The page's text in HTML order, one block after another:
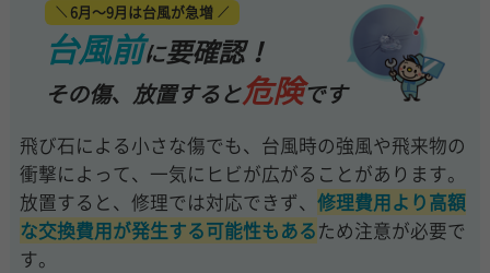
6月～9月は台風が急増
台風前に要確認！
その傷、放置すると危険です
飛び石による小さな傷でも、台風時の強風や飛来物の
衝撃によって、一気にヒビが広がることがあります。
放置すると、修理では対応できず、 修理費用より高額
な交換費用が発生する可能性もあるため注意が必要で
す。